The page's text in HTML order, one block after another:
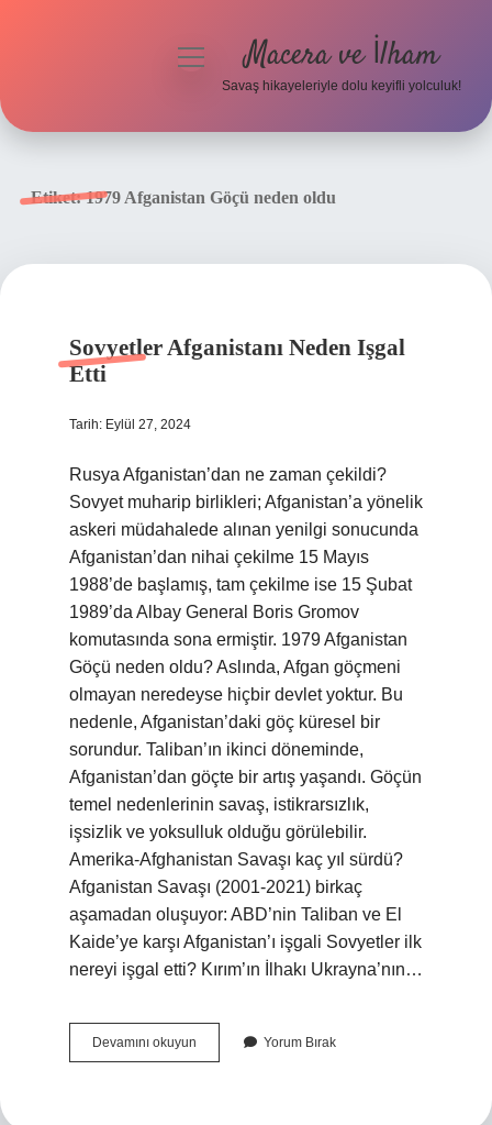
menüyüMacera ve İlham
Savaş hikayeleriyle dolu keyifli yolculuk!
Etiket:1979 Afganistan Göçü neden oldu
Sovyetler Afganistanı Neden Işgal
Etti
Tarih: Eylül 27, 2024
Rusya Afganistan’dan ne zaman çekildi?
Sovyet muharip birlikleri; Afganistan’a yönelik
askeri müdahalede alınan yenilgi sonucunda
Afganistan’dan nihai çekilme 15 Mayıs
1988’de başlamış, tam çekilme ise 15 Şubat
1989’da Albay General Boris Gromov
komutasında sona ermiştir. 1979 Afganistan
Göçü neden oldu? Aslında, Afgan göçmeni
olmayan neredeyse hiçbir devlet yoktur. Bu
nedenle, Afganistan’daki göç küresel bir
sorundur. Taliban’ın ikinci döneminde,
Afganistan’dan göçte bir artış yaşandı. Göçün
temel nedenlerinin savaş, istikrarsızlık,
işsizlik ve yoksulluk olduğu görülebilir.
Amerika-Afghanistan Savaşı kaç yıl sürdü?
Afganistan Savaşı (2001-2021) birkaç
aşamadan oluşuyor: ABD’nin Taliban ve El
Kaide’ye karşı Afganistan’ı işgali Sovyetler ilk
nereyi işgal etti? Kırım’ın İlhakı Ukrayna’nın…
Devamını okuyun Sovyetler
Afganistanı
Yorum Bırak